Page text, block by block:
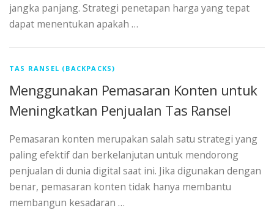
jangka panjang. Strategi penetapan harga yang tepat
dapat menentukan apakah …
TAS RANSEL (BACKPACKS)
Menggunakan Pemasaran Konten untuk
Meningkatkan Penjualan Tas Ransel
Pemasaran konten merupakan salah satu strategi yang
paling efektif dan berkelanjutan untuk mendorong
penjualan di dunia digital saat ini. Jika digunakan dengan
benar, pemasaran konten tidak hanya membantu
membangun kesadaran …